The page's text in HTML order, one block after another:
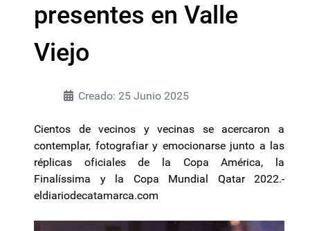
presentes en Valle
Viejo
Creado: 25 Junio 2025
Cientos de vecinos y vecinas se acercaron a
contemplar, fotografiar y emocionarse junto a las
réplicas oficiales de la Copa América, la
Finalíssima y la Copa Mundial Qatar 2022.-
eldiariodecatamarca.com